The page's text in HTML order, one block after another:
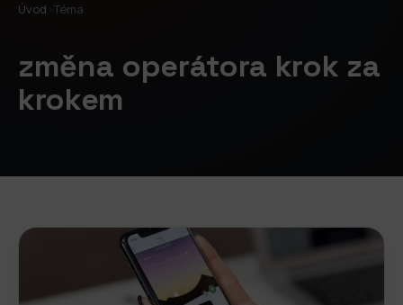
Úvod Téma
změna operátora krok za
krokem